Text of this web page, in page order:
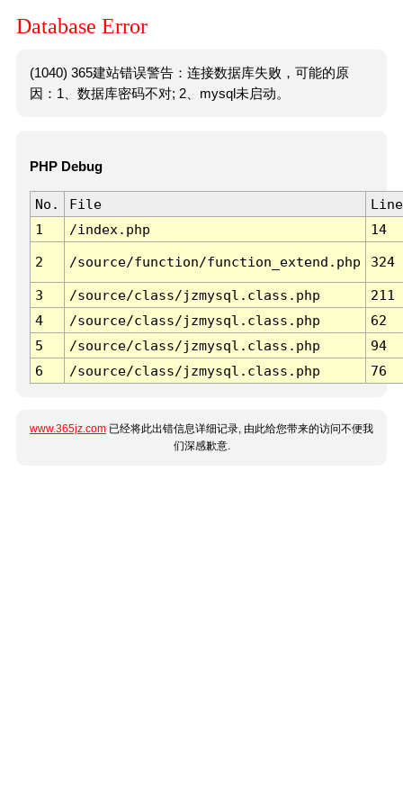
Database Error
(1040) 365建站错误警告：连接数据库失败，可能的原
因：1、数据库密码不对; 2、mysql未启动。
PHP Debug
No. File
Line
1
/index.php 14
2 /source/function/function_extend.php 324
3 /source/class/jzmysql.class.php
211
4
/source/class/jzmysql.class.php
62
5
/source/class/jzmysql.class.php
94
6
/source/class/jzmysql.class.php 76
www.365jz.com 已经将此出错信息详细记录, 由此给您带来的访问不便我
们深感歉意.